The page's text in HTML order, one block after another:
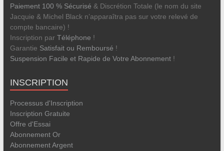
Paiement 100 % Sécurisé & Discrétion Totale (le nom du site
Jacquie & Michel Black n’apparaîtra pas sur votre relevé de
compte bancaire) !
Inscription par Téléphone !
Garantie Satisfait ou Remboursé !
Suspension Facile et Rapide de Votre Abonnement!
INSCRIPTION
Processus d'Inscription
Inscription Gratuite
Offre d'Essai
Abonnement Or
Abonnement Argent